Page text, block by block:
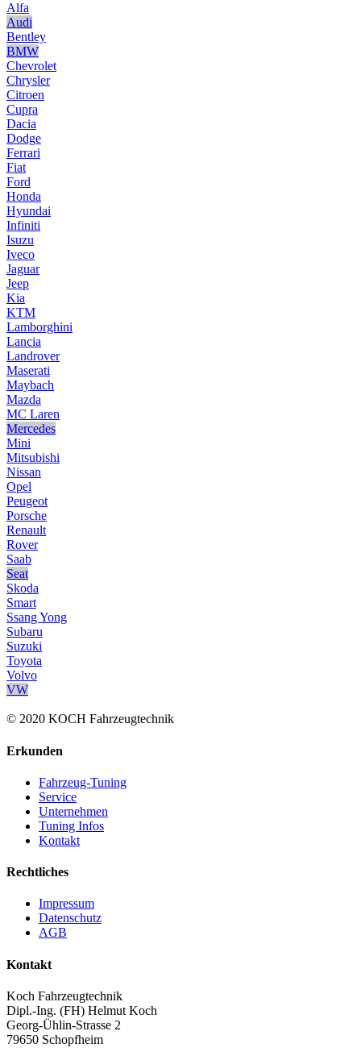
Alfa
Audi
Bentley
BMW
Chevrolet
Chrysler
Citroen
Cupra
Dacia
Dodge
Ferrari
Fiat
Ford
Honda
Hyundai
Infiniti
Isuzu
Iveco
Jaguar
Jeep
Kia
KTM
Lamborghini
Lancia
Landrover
Maserati
Maybach
Mazda
MC Laren
Mercedes
Mini
Mitsubishi
Nissan
Opel
Peugeot
Porsche
Renault
Rover
Saab
Seat
Skoda
Smart
Ssang Yong
Subaru
Suzuki
Toyota
Volvo
VW
© 2020 KOCH Fahrzeugtechnik
Erkunden
Fahrzeug-Tuning
Service
Unternehmen
Tuning Infos
Kontakt
Rechtliches
Impressum
Datenschutz
AGB
Kontakt
Koch Fahrzeugtechnik
Dipl.-Ing. (FH) Helmut Koch
Georg-Ühlin-Strasse 2
79650 Schopfheim